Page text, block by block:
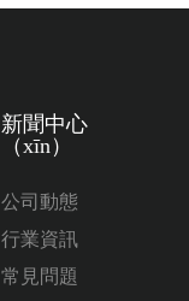
新聞中心
（xīn）
公司動態
行業資訊
常見問題